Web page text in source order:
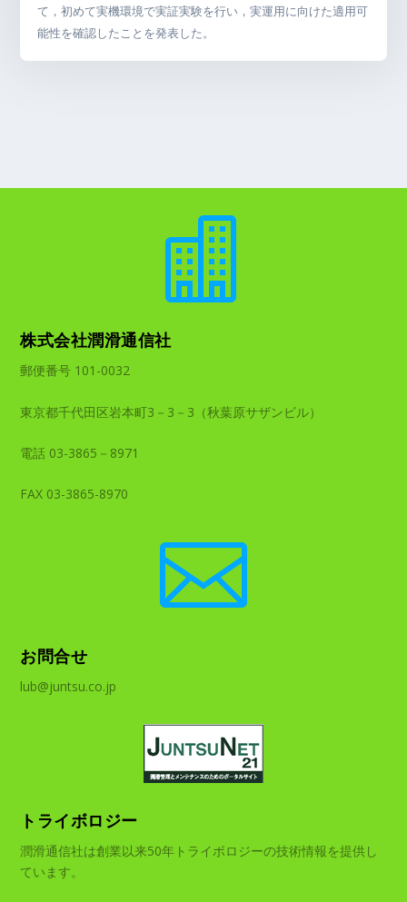
て，初めて実機環境で実証実験を行い，実運用に向けた適用可
能性を確認したことを発表した。

株式会社潤滑通信社
郵便番号 101-0032
東京都千代田区岩本町3－3－3（秋葉原サザンビル）
電話 03-3865－8971
FAX 03-3865-8970

お問合せ
lub@juntsu.co.jp
トライボロジー
潤滑通信社は創業以来50年トライボロジーの技術情報を提供し
ています。